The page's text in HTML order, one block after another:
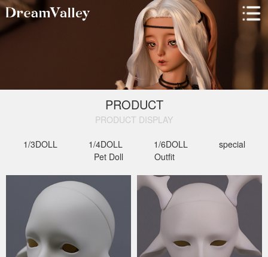
PRODUCT
PRODUCT DISPLAY​
1/3DOLL 1/4DOLL 1/6DOLL
special
Pet Doll
Outfit